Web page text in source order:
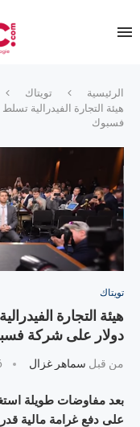
الرئيسية
تويتاك
فسبوك
تويتاك
دولار على شركة
من قبل سماهر غزال
بعد مفاوضات طويلة